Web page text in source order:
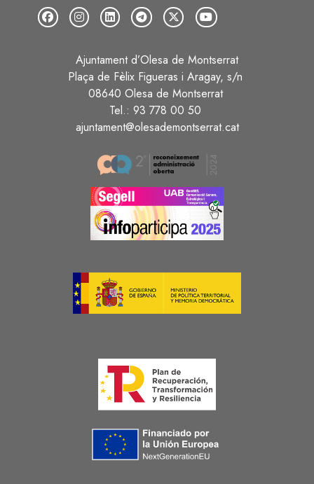
Ajuntament d’Olesa de Montserrat
Plaça de Fèlix Figueras i Aragay, s/n
08640 Olesa de Montserrat
Tel.: 93 778 00 50
ajuntament@olesademontserrat.cat
Image
Image
Image